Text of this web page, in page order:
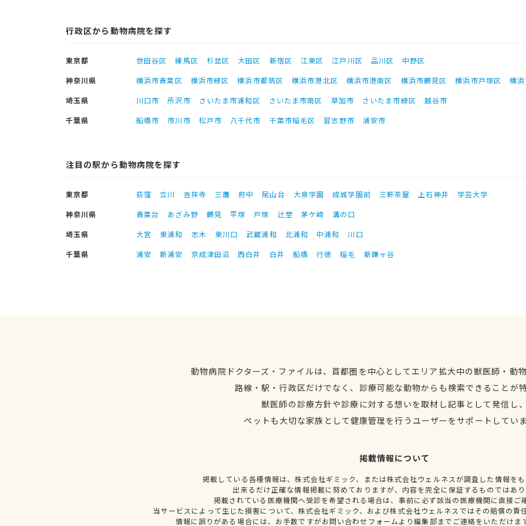
行政区から動物病院を探す
東京都 世田谷区 練馬区 杉並区 大田区 新宿区 江東区 江戸川区 品川区
中野区
神奈川県
横浜市青葉区 横浜市緑区 横浜市都筑区 横浜市港北区 横浜市港南区 横浜市鶴見区 横浜市戸塚区
横
埼玉県
川口市 所沢市 さいたま市浦和区 さいたま市南区 草加市 さいたま市緑区
越谷市
千葉県
船橋市 市川市 松戸市 八千代市 千葉市稲毛区 習志野市 浦安市
注目の駅から動物病院を探す
東京都 荻窪 立川 吉祥寺 三鷹 府中 尾山台 大泉学園 成城学園前 三軒茶屋 上石神井
学芸大学
神奈川県
青葉台 あざみ野 鶴見 平塚 戸塚 辻堂 茅ケ崎
溝の口
埼玉県
大宮 東浦和 志木 東川口 武蔵浦和 北浦和 中浦和
川口
千葉県
浦安 新浦安 京成津田沼 西白井 白井 船橋 行徳 稲毛 新鎌ヶ谷
動物病院ドクターズ・ファイルは、首都圏を中心としてエリア拡大中の獣医師・動
路線・駅・行政区だけでなく、診療可能な動物からも検索できることが
獣医師の診療方針や診療に対する想いを取材し記事として発信し
ペットも大切な家族として健康管理を行うユーザーをサポートしてい
掲載情報について
掲載している各種情報は、株式会社ギミック、または株式会社ウェルネスが調査した情報を
出来るだけ正確な情報掲載に努めておりますが、内容を完全に保証するものではあ
掲載されている医療機関へ受診を希望される場合は、事前に必ず該当の医療機関に直接ご
当サービスによって生じた損害について、株式会社ギミック、および株式会社ウェルネスではその賠償の責
情報に誤りがある場合には、お手数ですがお問い合わせフォームより編集部までご連絡をいただけま